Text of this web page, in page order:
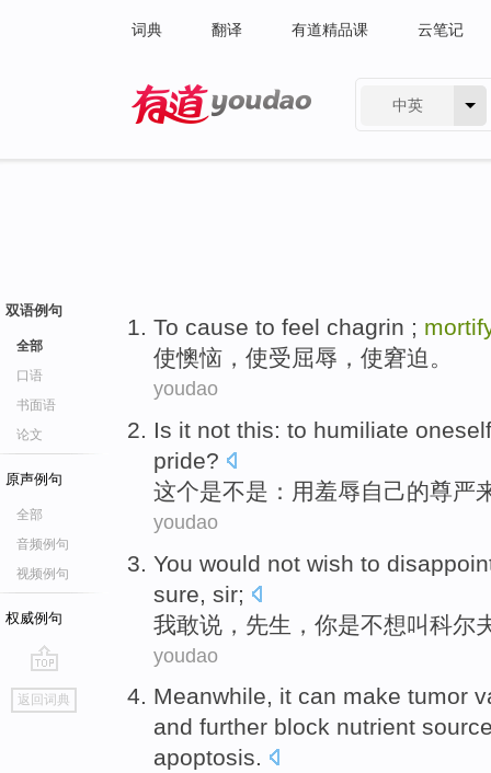
词典 翻译 有道精品课 云笔记
中英
双语例句
全部
口语
书面语
论文
原声例句
全部
音频例句
视频例句
权威例句
go
top
返回词典
To cause to feel chagrin ;
使懊恼 ，使受屈辱，使窘迫 。
youdao
Is it not this: to humiliate oneself
pride?
这个是不是 ： 用羞辱自己的尊严
youdao
You would not wish to
sure, sir;
我敢说， 先生 ， 你是不想叫科尔
youdao
Meanwhile, it can make tumor
and further block nutrient
apoptosis.